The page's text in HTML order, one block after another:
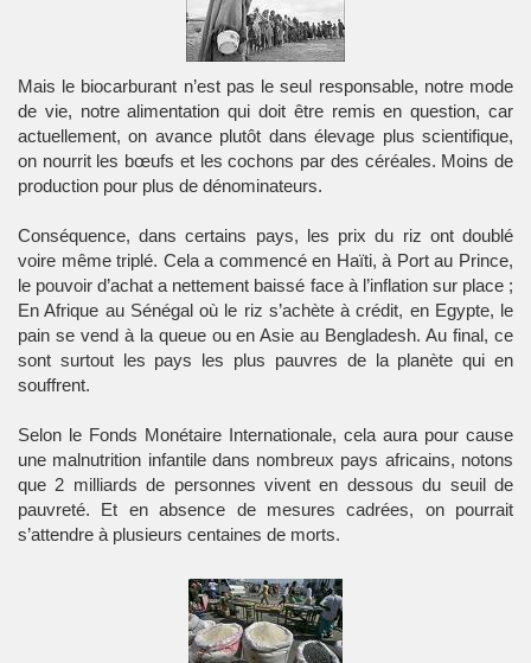
Mais le biocarburant n’est pas le seul responsable, notre mode
de vie, notre alimentation qui doit être remis en question, car
actuellement, on avance plutôt dans élevage plus scientifique,
on nourrit les bœufs et les cochons par des céréales. Moins de
production pour plus de dénominateurs.
Conséquence, dans certains pays, les prix du riz ont doublé
voire même triplé. Cela a commencé en Haïti, à Port au Prince,
le pouvoir d’achat a nettement baissé face à l’inflation sur place ;
En Afrique au Sénégal où le riz s’achète à crédit, en Egypte, le
pain se vend à la queue ou en Asie au Bengladesh. Au final, ce
sont surtout les pays les plus pauvres de la planète qui en
souffrent.
Selon le Fonds Monétaire Internationale, cela aura pour cause
une malnutrition infantile dans nombreux pays africains, notons
que 2 milliards de personnes vivent en dessous du seuil de
pauvreté. Et en absence de mesures cadrées, on pourrait
s’attendre à plusieurs centaines de morts.